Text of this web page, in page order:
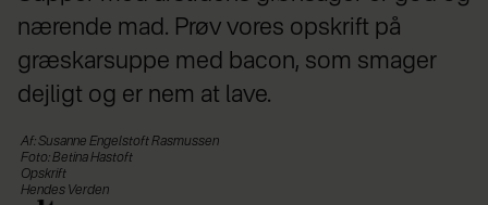
nærende mad. Prøv vores opskrift på
græskarsuppe med bacon, som smager
dejligt og er nem at lave.
Af: Susanne Engelstoft Rasmussen
Foto: Betina Hastoft
Opskrift
Hendes Verden